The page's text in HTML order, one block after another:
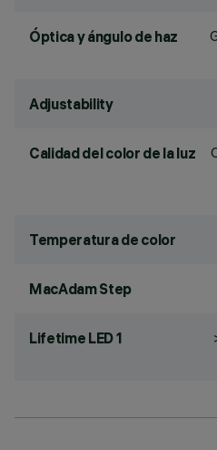
Óptica y ángulo de haz
Adjustability
Calidad del color de la luz
Temperatura de color
MacAdam Step
Lifetime LED 1